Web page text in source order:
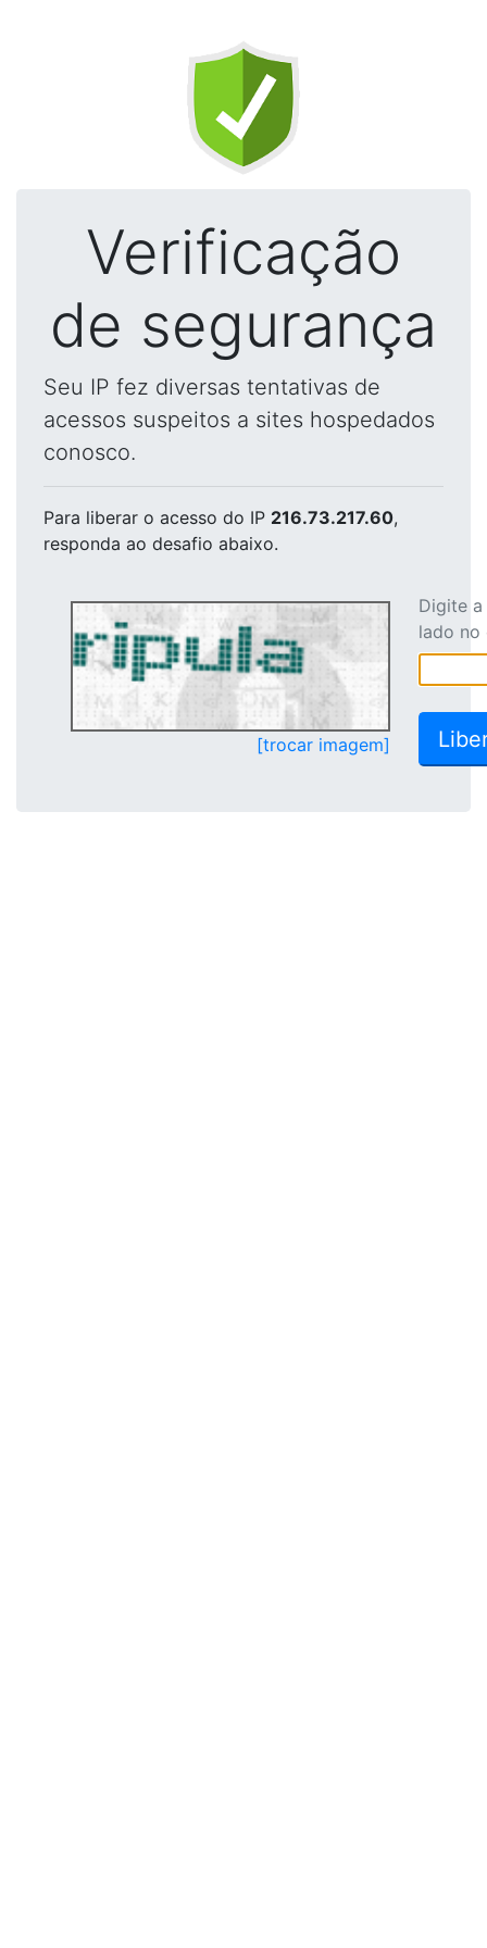
Verificação
de segurança
Seu IP fez diversas tentativas de
acessos suspeitos a sites hospedados
conosco.
Para liberar o acesso do IP 216.73.217.60,
responda ao desafio abaixo.
[trocar imagem]
Digite
lado no